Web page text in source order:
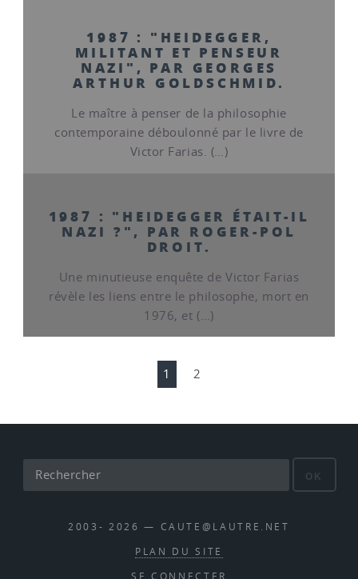
1987 : "HEIDEGGER,
MILITANT ET PENSEUR
NAZI", PAR GEORGES
ARTHUR GOLDSCHMID.
Le maître à penser de la philosophie
contemporaine déboulonné par le livre de
Victor Farias. (…)
1987 : "HEIDEGGER ÉTAIT-IL
NAZI ?", PAR ROGER-POL
DROIT.
Une minutieuse enquête de Victor Farias
révèle les liens entre le philosophe, mort en
1976, et (…)
1 2
OK
2003- 2026 — CAUTE@LAUTRE.NET
PLAN DU SITE
SE CONNECTER